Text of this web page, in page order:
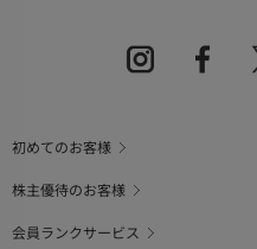
初めてのお客様
株主優待のお客様
会員ランクサービス